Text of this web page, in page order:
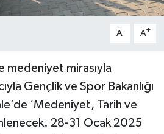
A- A+
medeniyet mirasıyla
Gençlik ve Spor Bakanlığı
‘Medeniyet, Tarih ve
28-31 Ocak 2025